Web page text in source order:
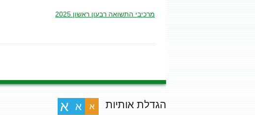
מרכיבי התשואה רבעון ראשון 2025
הגדלת אותיות א א א